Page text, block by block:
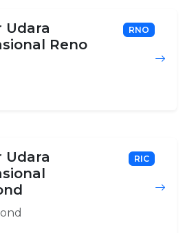
Udara
Reno
RNO
Udara
RIC